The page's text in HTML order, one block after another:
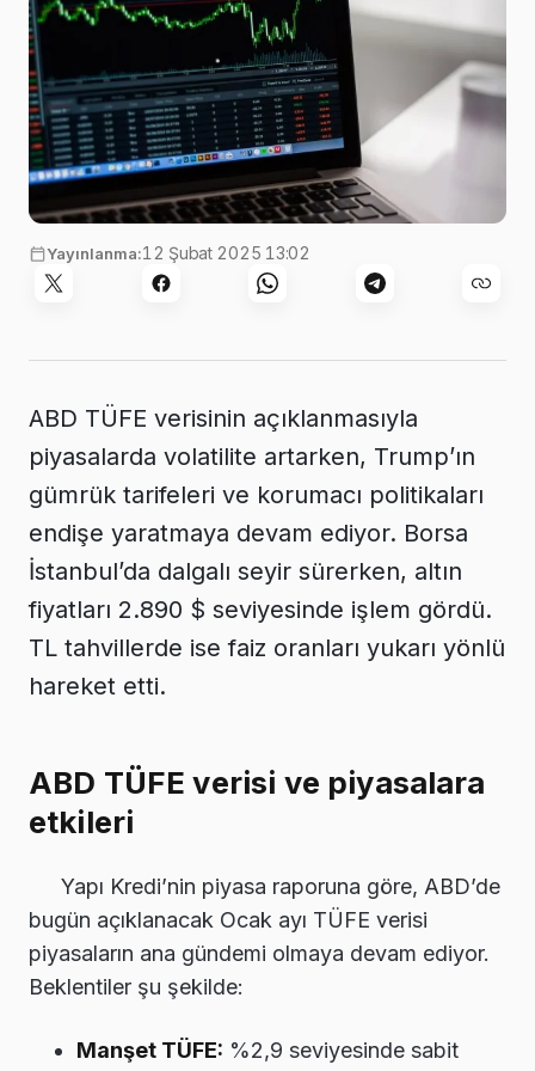
Görsel: StockSnap,
Yayınlanma:12 Şubat 2025 13:02
ABD TÜFE verisinin açıklanmasıyla
piyasalarda volatilite artarken, Trump’ın
gümrük tarifeleri ve korumacı politikaları
endişe yaratmaya devam ediyor. Borsa
İstanbul’da dalgalı seyir sürerken, altın
fiyatları 2.890 $ seviyesinde işlem gördü.
TL tahvillerde ise faiz oranları yukarı yönlü
hareket etti.
ABD TÜFE verisi ve piyasalara
etkileri
Yapı Kredi’nin piyasa raporuna göre, ABD’de
bugün açıklanacak Ocak ayı TÜFE verisi
piyasaların ana gündemi olmaya devam ediyor.
Beklentiler şu şekilde:
Manşet TÜFE: %2,9 seviyesinde sabit